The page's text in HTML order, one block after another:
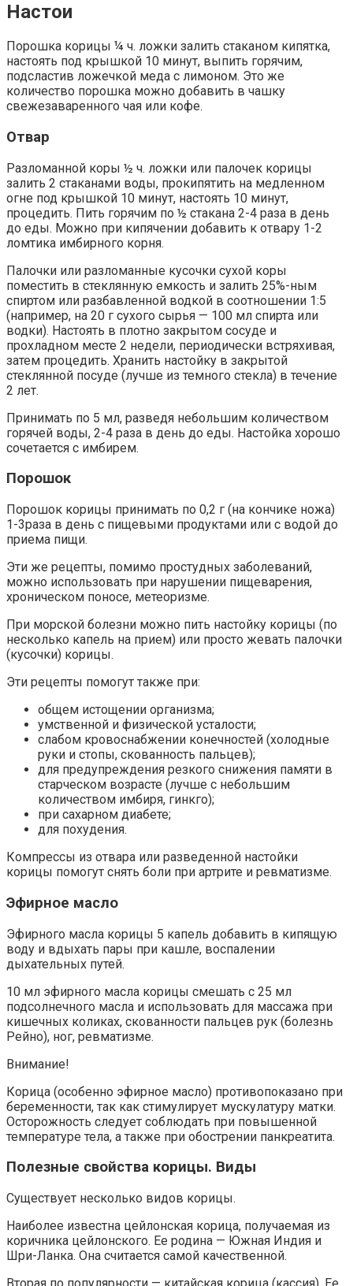
Настои
Порошка корицы ¼ ч. ложки залить стаканом кипятка,
настоять под крышкой 10 минут, выпить горячим,
подсластив ложечкой меда с лимоном. Это же
количество порошка можно добавить в чашку
свежезаваренного чая или кофе.
Отвар
Разломанной коры ½ ч. ложки или палочек корицы
залить 2 стаканами воды, прокипятить на медленном
огне под крышкой 10 минут, настоять 10 минут,
процедить. Пить горячим по ½ стакана 2-4 раза в день
до еды. Можно при кипячении добавить к отвару 1-2
ломтика имбирного корня.
Палочки или разломанные кусочки сухой коры
поместить в стеклянную емкость и залить 25%-ным
спиртом или разбавленной водкой в соотношении 1:5
(например, на 20 г сухого сырья — 100 мл спирта или
водки). Настоять в плотно закрытом сосуде и
прохладном месте 2 недели, периодически встряхивая,
затем процедить. Хранить настойку в закрытой
стеклянной посуде (лучше из темного стекла) в течение
2 лет.
Принимать по 5 мл, разведя небольшим количеством
горячей воды, 2-4 раза в день до еды. Настойка хорошо
сочетается с имбирем.
Порошок
Порошок корицы принимать по 0,2 г (на кончике ножа)
1-3раза в день с пищевыми продуктами или с водой до
приема пищи.
Эти же рецепты, помимо простудных заболеваний,
можно использовать при нарушении пищеварения,
хроническом поносе, метеоризме.
При морской болезни можно пить настойку корицы (по
несколько капель на прием) или просто жевать палочки
(кусочки) корицы.
Эти рецепты помогут также при:
общем истощении организма;
умственной и физической усталости;
слабом кровоснабжении конечностей (холодные
руки и стопы, скованность пальцев);
для предупреждения резкого снижения памяти в
старческом возрасте (лучше с небольшим
количеством имбиря, гинкго);
при сахарном диабете;
для похудения.
Компрессы из отвара или разведенной настойки
корицы помогут снять боли при артрите и ревматизме.
Эфирное масло
Эфирного масла корицы 5 капель добавить в кипящую
воду и вдыхать пары при кашле, воспалении
дыхательных путей.
10 мл эфирного масла корицы смешать с 25 мл
подсолнечного масла и использовать для массажа при
кишечных коликах, скованности пальцев рук (болезнь
Рейно), ног, ревматизме.
Внимание!
Корица (особенно эфирное масло) противопоказано при
беременности, так как стимулирует мускулатуру матки.
Осторожность следует соблюдать при повышенной
температуре тела, а также при обострении панкреатита.
Полезные свойства корицы. Виды
Существует несколько видов корицы.
Наиболее известна цейлонская корица, получаемая из
коричника цейлонского. Ее родина — Южная Индия и
Шри-Ланка. Она считается самой качественной.